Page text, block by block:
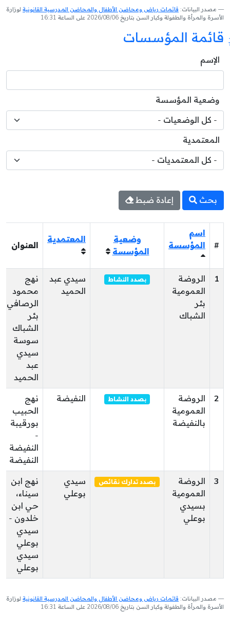
مصدر البيانات: قائمات رياض ومحاضن الأطفال والمحاضن المدرسية القانونية لوزارة
الأسرة والمرأة والطفولة وكبار السن بتاريخ 2026/08/06 على الساعة 16:31
قائمة المؤسسات
الإسم
وضعية المؤسسة
المعتمدية
بحث إعادة ضبط
#
اسم
المؤسسة
وضعية
المؤسسة
المعتمدية
العنوان
1
الروضة
العمومية
بئر
الشباك
بصدد النشاط
سيدي عبد
الحميد
نهج
محمود
الرصافي
بئر
الشباك
سوسة
سيدي
عبد
الحميد
2
الروضة
العمومية
بالنفيضة
بصدد النشاط النفيضة
نهج
الحبيب
بورقيبة
-
النفيضة
النفيضة
3
الروضة
العمومية
بسيدي
بوعلي
بصدد تدارك نقائص
سيدي
بوعلي
نهج ابن
سيناء،
حي ابن
خلدون -
سيدي
بوعلي
سيدي
بوعلي
مصدر البيانات: قائمات رياض ومحاضن الأطفال والمحاضن المدرسية القانونية لوزارة
الأسرة والمرأة والطفولة وكبار السن بتاريخ 2026/08/06 على الساعة 16:31